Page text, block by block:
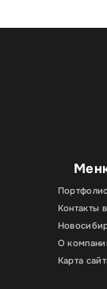
Контакты в
О
Карта